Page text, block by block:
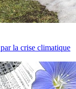
la crise climatique